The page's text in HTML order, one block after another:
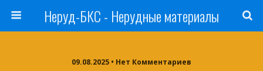
Неруд-БКС - Нерудные материалы
09.08.2025 • Нет Комментариев